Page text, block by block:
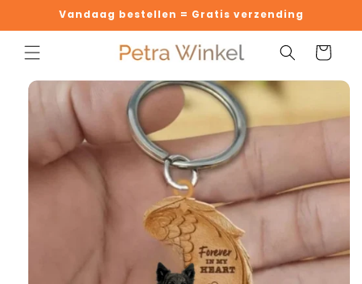
naar de
content
Vandaag bestellen = Gratis verzending
direct naar